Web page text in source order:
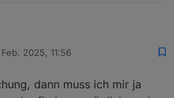
gewechselt, und jetzt
drei wieder, tut mir leid ;-)
Teile hatte, wurde
kritischer beobachten, weil
C26-Fehler (hier C7-Fehler)
2025, 11:56
dann muss ich mir ja